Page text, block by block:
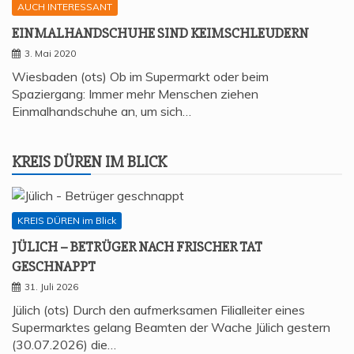
AUCH INTERESSANT
EIN­MAL­HAND­SCHU­HE SIND KEIMSCHLEUDERN
3. Mai 2020
Wiesbaden (ots) Ob im Supermarkt oder beim
Spaziergang: Immer mehr Menschen ziehen
Einmalhandschuhe an, um sich…
KREIS DÜREN IM BLICK
KREIS DÜREN im Blick
JÜLICH – BETRÜ­GER NACH FRI­SCHER TAT
GESCHNAPPT
31. Juli 2026
Jülich (ots) Durch den aufmerksamen Filialleiter eines
Supermarktes gelang Beamten der Wache Jülich gestern
(30.07.2026) die…